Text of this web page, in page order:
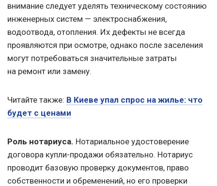
внимание следует уделять техническому состоянию
инженерных систем — электроснабжения,
водоотвода, отопления. Их дефекты не всегда
проявляются при осмотре, однако после заселения
могут потребоваться значительные затраты
на ремонт или замену.
Читайте также: В Киеве упал спрос на жилье: что
будет с ценами
Роль нотариуса. Нотариальное удостоверение
договора купли-продажи обязательно. Нотариус
проводит базовую проверку документов, право
собственности и обременений, но его проверки